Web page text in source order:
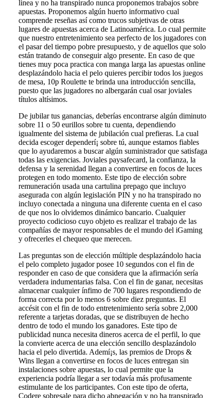
línea y no ha transpirado nunca proponemos trabajos sobre
apuestas. Proponemos algún huerto informativo cual
comprende reseñas así­ como trucos subjetivas de otras
lugares de apuestas acerca de Latinoamérica. Lo cual permite
que nuestro entretenimiento sea perfecto de los jugadores con
el pasar del tiempo pobre presupuesto, y de aquellos que solo
están tratando de conseguir algo presente. En caso de que
tienes muy poca practica con manga larga las apuestas online
desplazándolo hacia el pelo quieres percibir todos los juegos
de mesa, 10p Roulette te brinda una introducción sencilla,
puesto que las jugadores no albergarán cual osar joviales
títulos altísimos.
De jubilar tus ganancias, deberías encontrarse algún diminuto
sobre 11 o 50 eurillos sobre tu cuenta, dependiendo
igualmente del sistema de jubilación cual prefieras. La cual
decida escoger dependerí¡ sobre tú, aunque estamos fiables
que lo ayudaremos a buscar algún suministrador que satisfaga
todas las exigencias. Joviales paysafecard, la confianza, la
defensa y la serenidad llegan a convertirse en focos de luces
protegen en todo momento. Este tipo de elección sobre
remuneración usada una cartulina prepago que incluyo
asegurada con algún legislación PIN y no ha transpirado no
incluyo conectada a ninguna una diferente cuenta en el caso
de que nos lo olvidemos dinámico bancario. Cualquier
proyecto codicioso cuyo objeto es realizar el trabajo de las
compañías de mayor responsables de el mundo del iGaming
y ofrecerles el chequeo que merecen.
Las preguntas son de elección múltiple desplazándolo hacia
el pelo completo jugador posee 10 segundos con el fin de
responder en caso de que considera que la afirmación serí­a
verdadera indumentarias falsa. Con el fin de ganar, necesitas
almacenar cualquier ínfimo de 700 lugares respondiendo de
forma correcta por lo menos 6 sobre diez preguntas. El
accésit con el fin de todo entretenimiento serí­a sobre 2,000
referente a tarjetas doradas, que se distribuyen de hecho
dentro de todo el mundo los ganadores. Este tipo de
publicidad nunca necesita dineros acerca de el perfil, lo que
la convierte acerca de una elección sencillo desplazándolo
hacia el pelo divertida. Ademí¡s, las premios de Drops &
Wins llegan a convertirse en focos de luces entregan sin
instalaciones sobre apuestas, lo cual permite que la
experiencia podrí­a llegar a ser todavía más profusamente
estimulante de los participantes. Con este tipo de oferta,
Codere sobresale para dicho abnegación y no ha transpirado